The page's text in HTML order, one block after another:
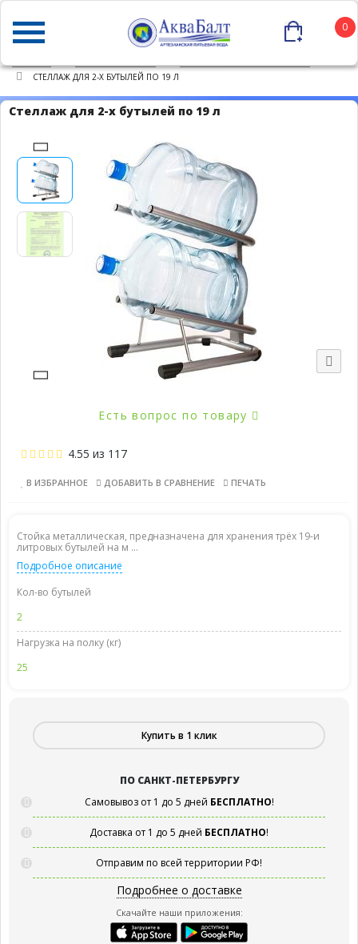
0
СТЕЛЛАЖ ДЛЯ 2-Х БУТЫЛЕЙ ПО 19 Л
Стеллаж для 2-х бутылей по 19 л
Есть вопрос по товару
4.55 из 117
В ИЗБРАННОЕ ДОБАВИТЬ В СРАВНЕНИЕ ПЕЧАТЬ
Стойка металлическая, предназначена для хранения трёх 19-и
литровых бутылей на м ...
Подробное описание
Кол-во бутылей
2
Нагрузка на полку (кг)
25
Купить в 1 клик
ПО САНКТ-ПЕТЕРБУРГУ
Самовывоз от 1 до 5 дней БЕСПЛАТНО!
Доставка от 1 до 5 дней БЕСПЛАТНО!
Отправим по всей территории РФ!
Подробнее о доставке
Скачайте наши приложения: